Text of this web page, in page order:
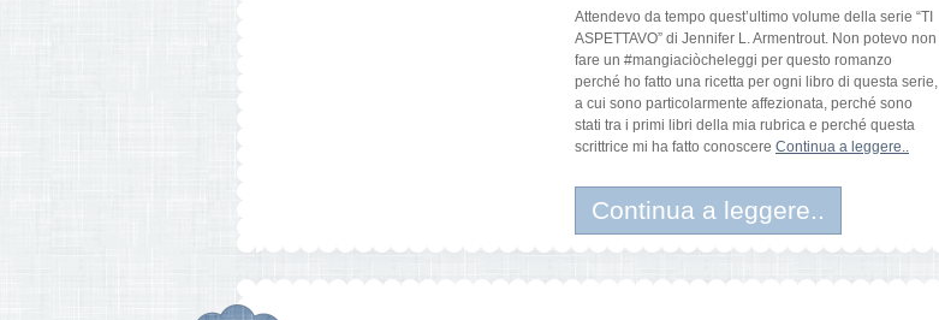
Attendevo da tempo quest’ultimo volume della serie “TI
ASPETTAVO” di Jennifer L. Armentrout. Non potevo non
fare un #mangiaciòcheleggi per questo romanzo
perché ho fatto una ricetta per ogni libro di questa serie,
a cui sono particolarmente affezionata, perché sono
stati tra i primi libri della mia rubrica e perché questa
scrittrice mi ha fatto conoscere Continua a leggere..
Continua a leggere..